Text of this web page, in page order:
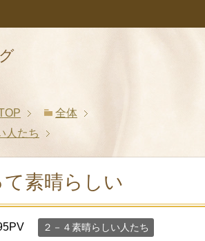
全体
人たち
て素晴らしい
２－４素晴らしい人たち